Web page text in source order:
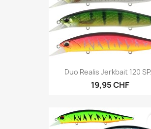
Duo Realis Jerkbait 120
19,95 CHF